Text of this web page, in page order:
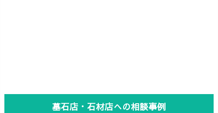
墓石店・石材店への相談事例